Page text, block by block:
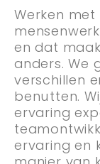
Werken
en dat
anders. We
verschillen
benutten.
ervaring
ervaring en